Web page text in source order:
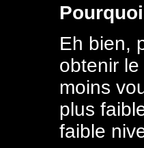
Eh bien,
obtenir
moins
plus
faible